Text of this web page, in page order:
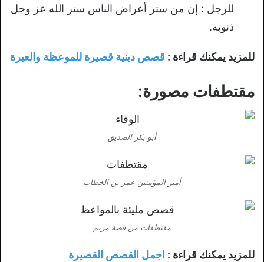
للرجل : إن من ستر أعراض الناس ستر الله عز وجل
ذنوبه.
للمزيد يمكنك قراءة : قصص دينية قصيرة للموعظة والعبرة
مقتطفات مصورة:
أبو بكر الصديق
أمير المؤمنين عمر بن الخطاب
مقتطفات من قصة مريم
للمزيد يمكنك قراءة : اجمل القصص القصيرة